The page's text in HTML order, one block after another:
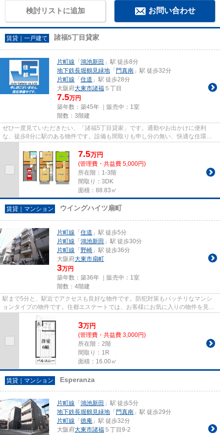
検討リストに追加 お問い合わせ
賃貸｜一戸建て 諸福5丁目貸家
片町線 「 鴻池新田 」駅 徒歩8分
地下鉄長堀鶴見緑地 「 門真南 」駅 徒歩32分
片町線 「 住道 」駅 徒歩28分
大阪府大東市諸福 ５丁目
7.5万円
築年数：築45年 ｜販売中： 1室
階数：3階建
ぜひ一度見ていただきたい、「諸福5丁目貸家」です。通勤やお出かけに便利
な、徒歩8分に駅のある物件です。設備も間取りも申し分の無い、快適な住環境
7.5万円
(管理費・共益費 5,000円)
所在階：1-3階
間取り：3DK
面積：88.83㎡
賃貸｜マンション ウイングハイツ扇町
片町線 「 住道 」駅 徒歩5分
片町線 「 鴻池新田 」駅 徒歩30分
片町線 「 野崎 」駅 徒歩36分
大阪府大東市扇町
3万円
築年数：築36年 ｜販売中： 1室
階数：4階建
駅まで5分と、駅近でアクセスも良好な物件です。防犯対策もバッチリなマンシ
ョンタイプの物件です。住都エステートでは、お客様にお気に入りの物件を見つ
けていただけるよう、スタッフ...
3万円
(管理費・共益費 3,000円)
所在階：2階
間取り：1R
面積：16.00㎡
賃貸｜マンション Esperanza
片町線 「 鴻池新田 」駅 徒歩5分
地下鉄長堀鶴見緑地 「 門真南 」駅 徒歩29分
片町線 「 徳庵 」駅 徒歩32分
大阪府大東市諸福 ５丁目9-2